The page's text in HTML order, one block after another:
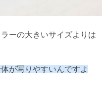
ーの大きいサイズよりは
が写りやすいんですよ